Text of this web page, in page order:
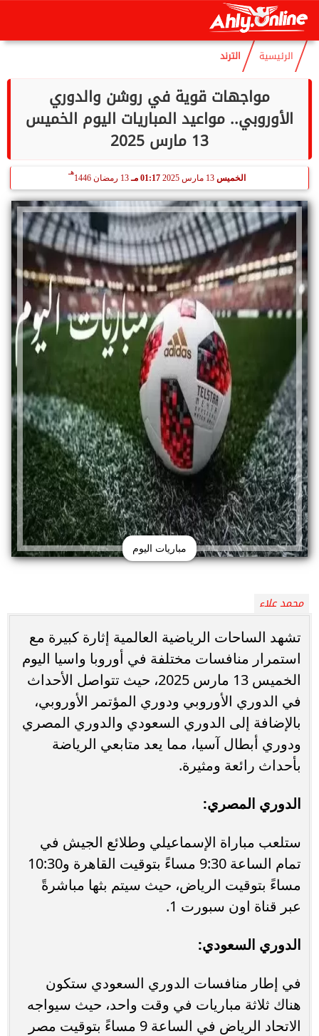
السبت
الرئيسية الترند
مواجهات قوية في روشن والدوري
الأوروبي.. مواعيد المباريات اليوم الخميس
13 مارس 2025
الخميس 13 مارس 2025 01:17 مـ 13 رمضان 1446
هـ
مباريات اليوم
محمد علاء
تشهد الساحات الرياضية العالمية إثارة كبيرة مع
استمرار منافسات مختلفة في أوروبا واسيا اليوم
الخميس 13 مارس 2025، حيث تتواصل الأحداث
في الدوري الأوروبي ودوري المؤتمر الأوروبي،
بالإضافة إلى الدوري السعودي والدوري المصري
ودوري أبطال آسيا، مما يعد متابعي الرياضة
بأحداث رائعة ومثيرة.
الدوري المصري:
ستلعب مباراة الإسماعيلي وطلائع الجيش في
تمام الساعة 9:30 مساءً بتوقيت القاهرة و10:30
مساءً بتوقيت الرياض، حيث سيتم بثها مباشرةً
عبر قناة اون سبورت 1.
الدوري السعودي:
في إطار منافسات الدوري السعودي ستكون
هناك ثلاثة مباريات في وقت واحد، حيث سيواجه
الاتحاد الرياض في الساعة 9 مساءً بتوقيت مصر